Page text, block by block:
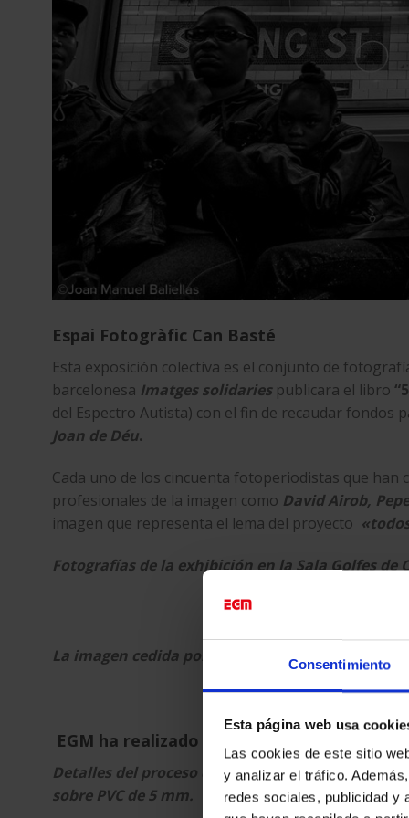
Consentimiento
Esta página web usa
Las cookies de este sitio
y analizar el tráfico.
redes sociales, publicidad y
Espai Fotogràfic Can Basté
Esta exposición colectiva es el conjunto de
barcelonesa Imatges solidariespublicara el libro
del Espectro Autista) con el fin de recaudar fondos
Joan de Déu.
Cada uno de los cincuenta fotoperiodistas que
profesionales de la imagen como David Airob,
imagen que representa el lema del proyecto
Fotografías de la exhibición en la Sala Golfes de
La imagen cedida por el fotógrafo Pepe Encinas.
EGM ha realizado la impresión digital de
Detalles del proceso de producción de las
sobre PVC de 5 mm.